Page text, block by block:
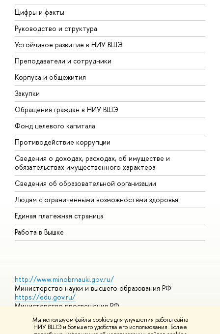
Мы используем файлы cookies для улучшения работы сайта
НИУ ВШЭ и большего удобства его использования. Более
Цифры и факты
Руководство и структура
Устойчивое развитие в НИУ ВШЭ
Преподаватели и сотрудники
Корпуса и общежития
Закупки
Обращения граждан в НИУ ВШЭ
Фонд целевого капитала
Противодействие коррупции
Сведения о доходах, расходах, об имуществе и
обязательствах имущественного характера
Сведения об образовательной организации
Людям с ограниченными возможностями здоровья
Единая платежная страница
Работа в Вышке
http://www.minobrnauki.gov.ru/
Министерство науки и высшего образования РФ
https://edu.gov.ru/
Министерство просвещения РФ
Массовые открытые онлайн-курсы